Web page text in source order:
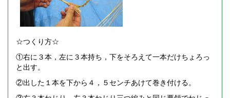
☆つくり方☆
①右に３本，左に３本持ち，下をそろえて一本だけちょろっ
と出す。
②出した１本を下から４，５センチあけて巻き付ける。